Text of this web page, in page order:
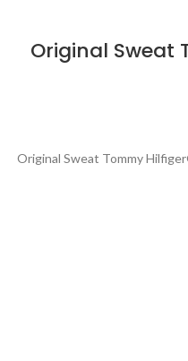
Original Sweat
Original Sweat Tommy